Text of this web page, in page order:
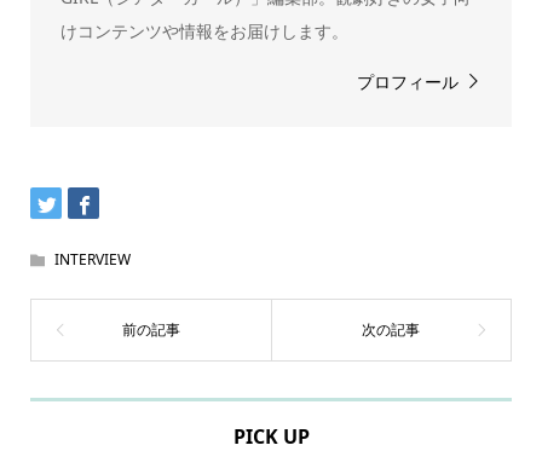
けコンテンツや情報をお届けします。
プロフィール
INTERVIEW
PICK UP